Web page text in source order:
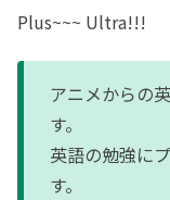
Plus~~~ Ultra!!!
アニメからの
す。
英語の勉強に
す。